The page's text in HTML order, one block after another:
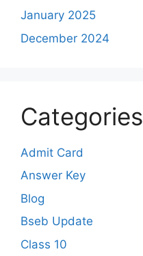
January 2025
December 2024
Categories
Admit Card
Answer Key
Blog
Bseb Update
Class 10